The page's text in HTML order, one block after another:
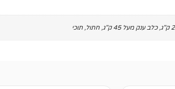
,כלב ענק מעל 45 ק"ג , חתול, תוכי